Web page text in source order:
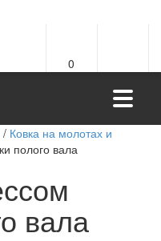
0
/ Ковка на молотах и
полого вала
вала